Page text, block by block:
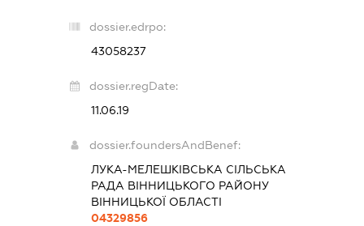
dossier.edrpo:
43058237
dossier.regDate:
11.06.19
dossier.foundersAndBenef:
ЛУКА-МЕЛЕШКІВСЬКА СІЛЬСЬКА
РАДА ВІННИЦЬКОГО РАЙОНУ
ВІННИЦЬКОЇ ОБЛАСТІ
04329856